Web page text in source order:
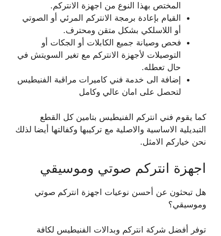
المختص بهذا النوع من اجهزة الانتركم.
القيام بإعادة برمجة الانتركم المرئي أو الصوتي
أو اللاسلكي بشكل متقن ومحترف.
فحص وصيانة جميع الكابلات أو الجكات أو
التوصيلات لأجهزة الانتركم مع تغير السويتش في
حال تعطله.
إضافة الى خدمة فني كاميرات مراقبة الفنيطيس
لتحصل على امان عالي وكامل
كما يقوم فني انتركم الفنيطيس بتامين كل القطع
التبديلية الاساسية والاصلية مع تركيبها وكفالتها أيضا لذلك
نحن خياركم الامثل.
اجهزة انتركم صوتي وموسيقي
هل تبحثون عن أحسن نوعيات اجهزة انتركم صوتي
وموسيقي؟
توفر أفضل شركة انتركم وبدالات الفنيطيس لكافة